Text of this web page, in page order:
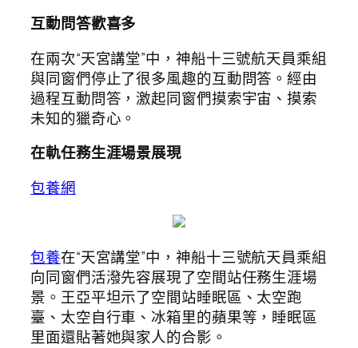
互動問答歡喜多
在兩次“天宮講堂”中，神船十三號航天員乘組
與同窗們停止了很多風趣的互動問答。經由
過程互動問答，激起同窗們摸索宇宙、摸索
未知的獵奇心。
在軌任務生涯場景展現
包養網
包養在“天宮講堂”中，神船十三號航天員乘組
向同窗們活潑先容展現了空間站任務生涯場
景。王亞平坦示了空間站睡眠區、太空跑
臺、太空自行車、冰箱里的蘋果等，睡眠區
里面還貼著她與家人的合影。